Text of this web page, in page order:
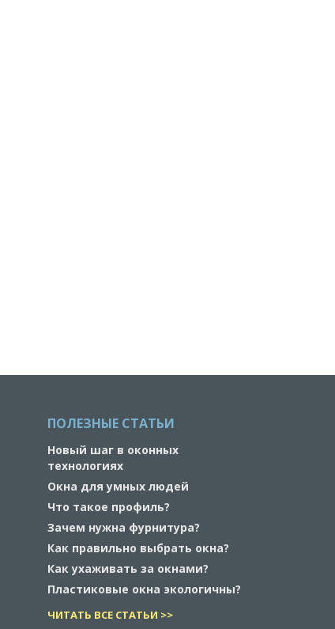
ПОЛЕЗНЫЕ СТАТЬИ
Новый шаг в оконных
технологиях
Окна для умных людей
Что такое профиль?
Зачем нужна фурнитура?
Как правильно выбрать окна?
Как ухаживать за окнами?
Пластиковые окна экологичны?
ЧИТАТЬ ВСЕ СТАТЬИ >>